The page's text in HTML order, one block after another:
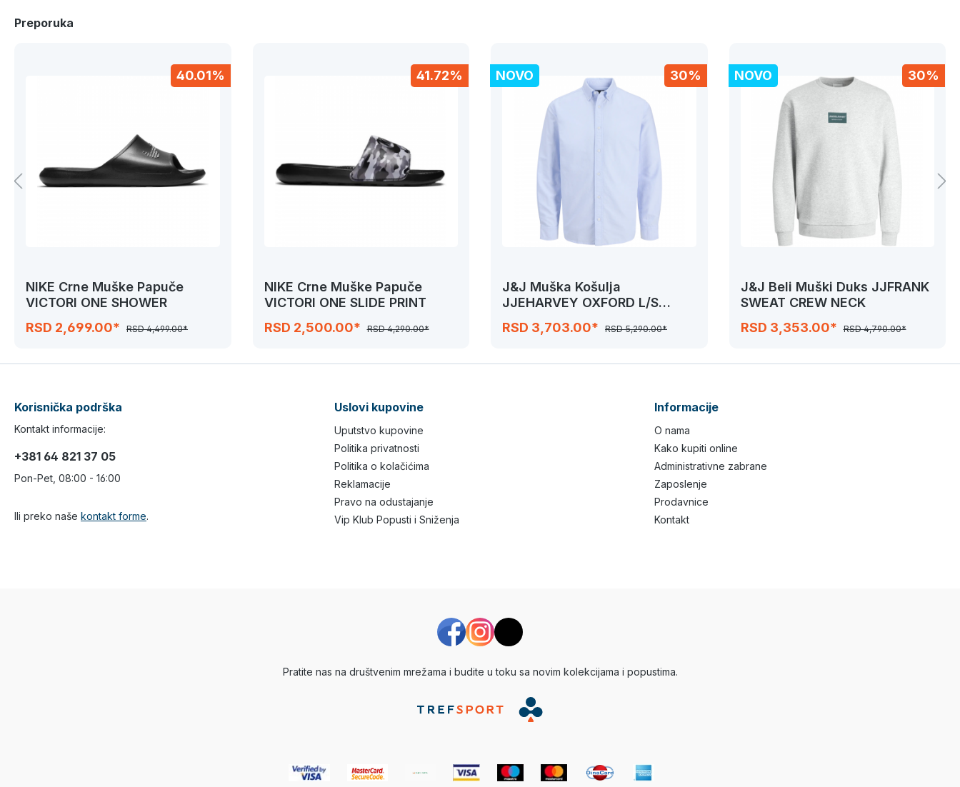
Preporuka
40.01%
NIKE Crne Muške Papuče
VICTORI ONE SHOWER
RSD 2,699.00*
RSD 4,499.00*
41.72%
NIKE Crne Muške Papuče
VICTORI ONE SLIDE PRINT
RSD 2,500.00*
RSD 4,290.00*
30%
NOVO
J&J Muška Košulja
JJEHARVEY OXFORD L/S
RSD 3,703.00* RSD 5,290.00*
30%
NOVO
J&J Beli Muški Duks JJFRANK
SWEAT CREW NECK
RSD 3,353.00*
RSD 4,790.00*
Korisnička podrška
Kontakt informacije:
+381 64 821 37 05
Pon-Pet, 08:00 - 16:00
Ili preko naše kontakt forme.
Uslovi kupovine
Uputstvo kupovine
Politika privatnosti
Politika o kolačićima
Reklamacije
Pravo na odustajanje
Vip Klub Popusti i Sniženja
Informacije
O nama
Kako kupiti online
Administrativne zabrane
Zaposlenje
Prodavnice
Kontakt
Pratite nas na društvenim mrežama i budite u toku sa novim kolekcijama i popustima.